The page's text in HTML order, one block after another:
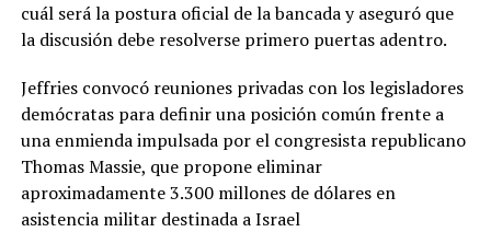
cuál será la postura oficial de la bancada y aseguró que
la discusión debe resolverse primero puertas adentro.
Jeffries convocó reuniones privadas con los legisladores
demócratas para definir una posición común frente a
una enmienda impulsada por el congresista republicano
Thomas Massie, que propone eliminar
aproximadamente 3.300 millones de dólares en
asistencia militar destinada a Israel